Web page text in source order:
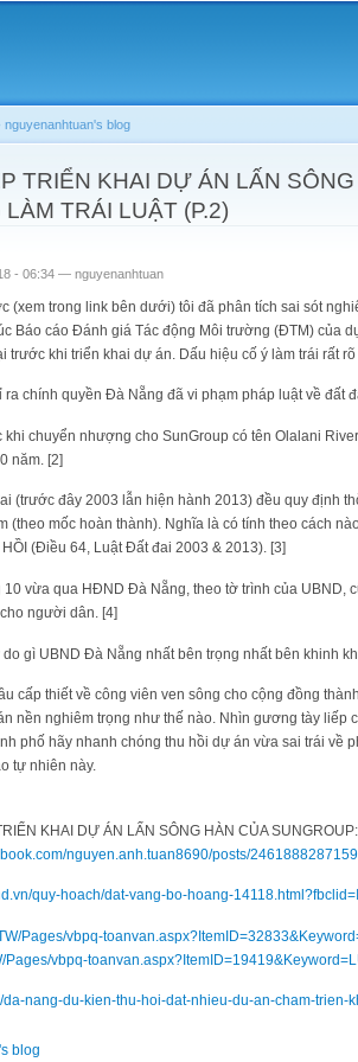
nguyenanhtuan's blog
TRIỂN KHAI DỰ ÁN LẤN
TRÁI LUẬT (P.2)
- 06:34 — nguyenanhtuan
(xem trong link bên dưới) tôi đã phân tích sai sót
Báo cáo Đánh giá Tác động Môi trường (ĐTM) của
trước khi triển khai dự án. Dấu hiệu cố ý làm trái rất rõ
ra chính quyền Đà Nẵng đã vi phạm pháp luật về đất
khi chuyển nhượng cho SunGroup có tên Olalani
năm. [2]
(trước đây 2003 lẫn hiện hành 2013) đều quy định
(theo mốc hoàn thành). Nghĩa là có tính theo cách
HỒI (Điều 64, Luật Đất đai 2003 & 2013). [3]
10 vừa qua HĐND Đà Nẵng, theo tờ trình của UBND,
người dân. [4]
do gì UBND Đà Nẵng nhất bên trọng nhất bên khinh
cấp thiết về công viên ven sông cho cộng đồng
nền nghiêm trọng như thế nào. Nhìn gương tày
phố hãy nhanh chóng thu hồi dự án vừa sai trái về
tự nhiên này.
KHAI DỰ ÁN LẤN SÔNG HÀN CỦA
nguyen.anh.tuan8690/posts/
quy-hoach/dat-vang-bo-hoang-
Pages/vbpq-
Pages/vbpq-
da-nang-du-kien-thu-hoi-dat-nhieu-du-an-cham-trien-
blog